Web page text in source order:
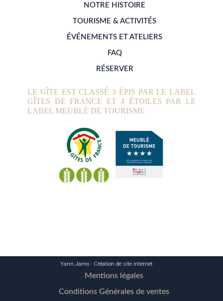
NOTRE HISTOIRE
TOURISME & ACTIVITÉS
ÉVÉNEMENTS ET ATELIERS
FAQ
RÉSERVER
LE GÎTE EST CLASSÉ 3 ÉPIS PAR LE LABEL
GÎTES DE FRANCE ET 4 ÉTOILES PAR LE
LABEL MEUBLÉ DE TOURISME
Mentions légales
Conditions Générales de ventes
Yann Jarno - Création de site internet